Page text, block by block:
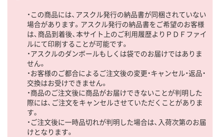
・この商品には、アスクル発行の納品書が同梱されていない
場合があります。アスクル発行の納品書をご希望のお客様
は、商品到着後、本サイト上のご利用履歴よりＰＤＦファイ
ルにて印刷することが可能です。
・アスクルのダンボールもしくは袋でのお届けではありま
せん。
・お客様のご都合によるご注文後の変更・キャンセル・返品・
交換はお受けできません。
・商品のご注文後に商品がお届けできないことが判明した
際には、ご注文をキャンセルさせていただくことがありま
す。
・ご注文後に一時品切れが判明した場合は、入荷次第のお届
けとなります。